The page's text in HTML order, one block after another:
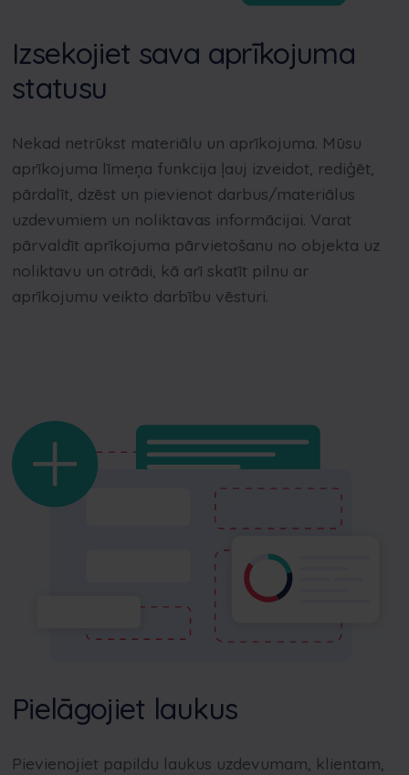
Izsekojiet sava aprīkojuma
statusu
Nekad netrūkst materiālu un aprīkojuma. Mūsu
aprīkojuma līmeņa funkcija ļauj izveidot, rediģēt,
pārdalīt, dzēst un pievienot darbus/materiālus
uzdevumiem un noliktavas informācijai. Varat
pārvaldīt aprīkojuma pārvietošanu no objekta uz
noliktavu un otrādi, kā arī skatīt pilnu ar
aprīkojumu veikto darbību vēsturi.
Pielāgojiet laukus
Pievienojiet papildu laukus uzdevumam, klientam,